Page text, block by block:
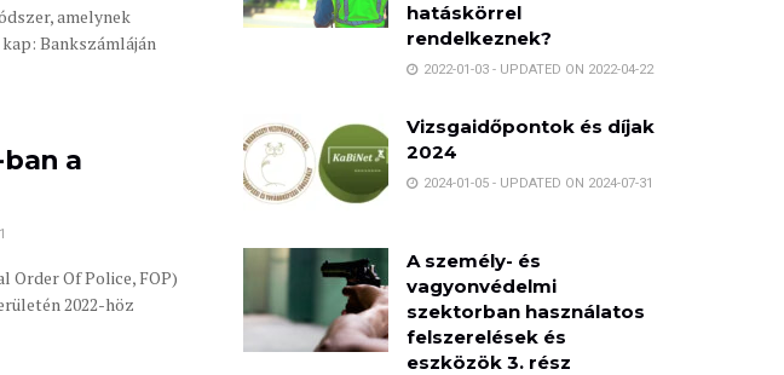
amelynek
Bankszámláján
a
Order Of Police, FOP)
2022-höz
hatáskörrel
rendelkeznek?
2022-01-03 - UPDATED ON 2022-04-22
Vizsgaidőpontok és díjak
2024
2024-01-05 - UPDATED ON 2024-07-31
A személy- és
vagyonvédelmi
szektorban használatos
felszerelések és
eszközök 3. rész